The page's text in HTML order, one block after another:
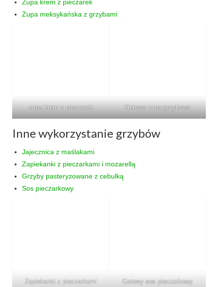
Zupa krem z pieczarek
Zupa meksykańska z grzybami
zupa krem z pieczarek Gotowa zupa grzybowa
Inne wykorzystanie grzybów
Jajecznica z maślakami
Zapiekanki z pieczarkami i mozarellą
Grzyby pasteryzowane z cebulką
Sos pieczarkowy
Zapiekanki z pieczarkami
Gotowy sos pieczarkowy